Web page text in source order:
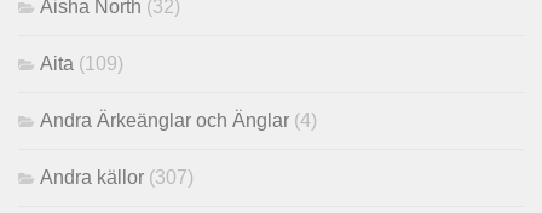
Aisha North (32)
Aita (109)
Andra Ärkeänglar och Änglar (4)
Andra källor (307)